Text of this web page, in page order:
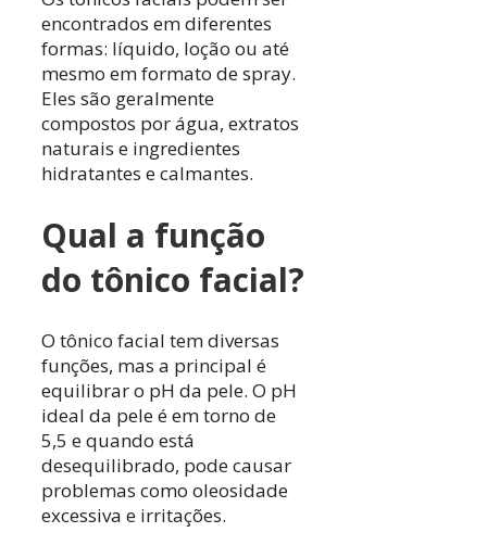
encontrados em diferentes
formas: líquido, loção ou até
mesmo em formato de spray.
Eles são geralmente
compostos por água, extratos
naturais e ingredientes
hidratantes e calmantes.
Qual a função
do tônico facial?
O tônico facial tem diversas
funções, mas a principal é
equilibrar o pH da pele. O pH
ideal da pele é em torno de
5,5 e quando está
desequilibrado, pode causar
problemas como oleosidade
excessiva e irritações.